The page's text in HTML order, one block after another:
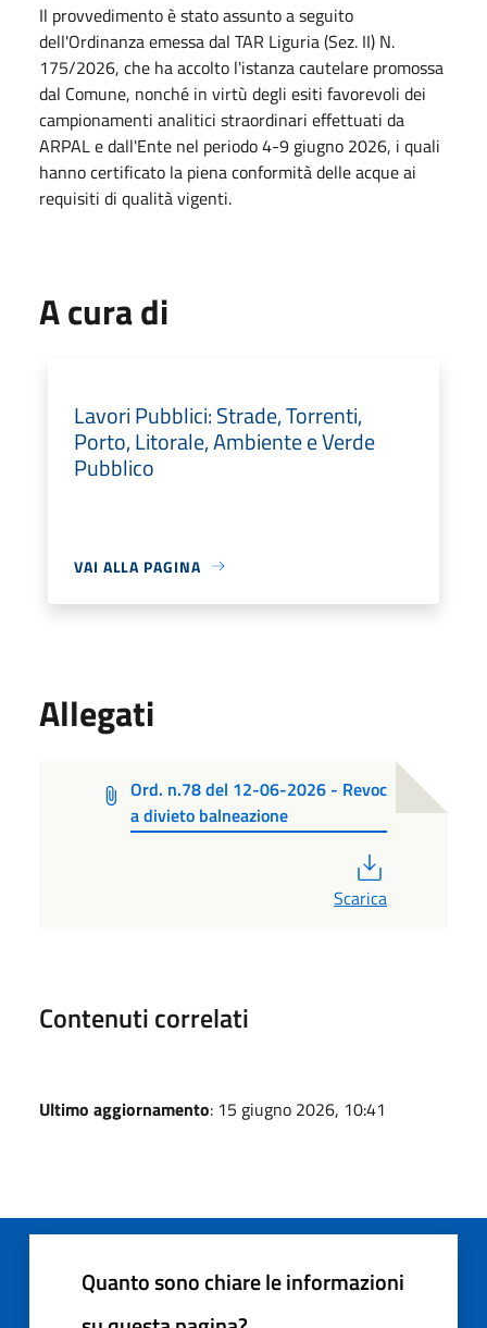
Il provvedimento è stato assunto a seguito
dell'Ordinanza emessa dal TAR Liguria (Sez. II) N.
175/2026, che ha accolto l'istanza cautelare promossa
dal Comune, nonché in virtù degli esiti favorevoli dei
campionamenti analitici straordinari effettuati da
ARPAL e dall'Ente nel periodo 4-9 giugno 2026, i quali
hanno certificato la piena conformità delle acque ai
requisiti di qualità vigenti.
A cura di
Lavori Pubblici: Strade, Torrenti,
Porto, Litorale, Ambiente e Verde
Pubblico
VAI ALLA PAGINA
Allegati
Ord. n.78 del 12-06-2026 - Revoc
a divieto balneazione
Scarica
Contenuti correlati
Ultimo aggiornamento: 15 giugno 2026, 10:41
Quanto sono chiare le informazioni